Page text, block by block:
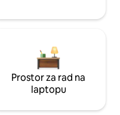
Prostor za rad na
laptopu